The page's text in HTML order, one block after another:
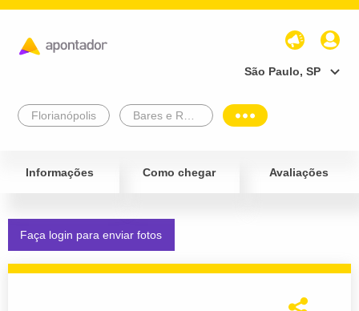
São Paulo, SP
Florianópolis
Informações Como chegar Avaliações
Faça login para enviar fotos